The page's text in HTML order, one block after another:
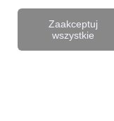
konsekwen...
Zaakceptuj
wszystkie